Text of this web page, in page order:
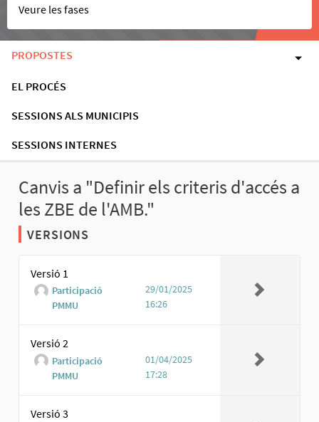
Veure les fases
PROPOSTES
EL PROCÉS
SESSIONS ALS MUNICIPIS
SESSIONS INTERNES
Canvis a "Definir els criteris d'accés a
les ZBE de l'AMB."
VERSIONS
Versió 1
Participació
PMMU
29/01/2025
16:26
Versió 2
Participació
PMMU
01/04/2025
17:28
Versió 3